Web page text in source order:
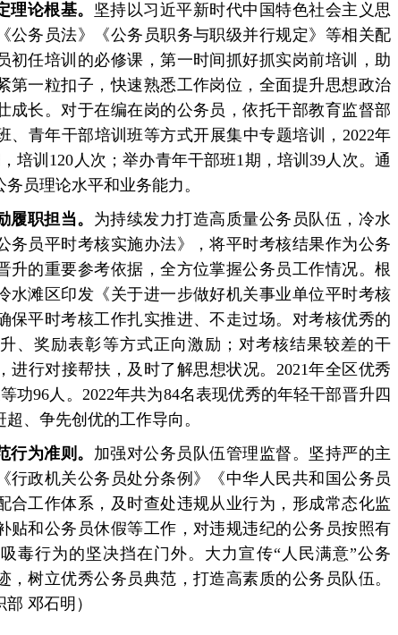
理论根基。 坚持以习近平新时代中国特色社会主义思
公务员法》《公务员职务与职级并行规定》等相关配
初任培训的必修课，第一时间抓好抓实岗前培训，助
第一粒扣子，快速熟悉工作岗位，全面提升思想政治
成长。对于在编在岗的公务员，依托干部教育监督部
、青年干部培训班等方式开展集中专题培训，2022年
培训120人次；举办青年干部班1期，培训39人次。通
员理论水平和业务能力。
履职担当。 为持续发力打造高质量公务员队伍，冷水
务员平时考核实施办法》，将平时考核结果作为公务
升的重要参考依据，全方位掌握公务员工作情况。根
水滩区印发《关于进一步做好机关事业单位平时考核
保平时考核工作扎实推进、不走过场。对考核优秀的
、奖励表彰等方式正向激励；对考核结果较差的干
进行对接帮扶，及时了解思想状况。2021年全区优秀
功96人。2022年共为84名表现优秀的年轻干部晋升四
、争先创优的工作导向。
行为准则。 加强对公务员队伍管理监督。坚持严的主
行政机关公务员处分条例》《中华人民共和国公务员
合工作体系，及时查处违规从业行为，形成常态化监
贴和公务员休假等工作，对违规违纪的公务员按照有
毒行为的坚决挡在门外。大力宣传“人民满意”公务
，树立优秀公务员典范，打造高素质的公务员队伍。
邓石明）